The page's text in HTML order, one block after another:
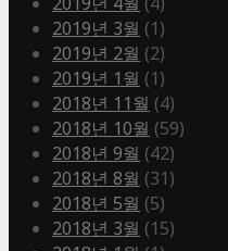
2019년 3월 (1)
2019년 2월 (2)
2019년 1월 (1)
2018년 11월 (4)
2018년 10월 (59)
2018년 9월 (42)
2018년 8월 (31)
2018년 5월 (5)
2018년 3월 (15)